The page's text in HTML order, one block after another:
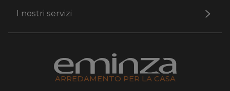
I nostri servizi
ARREDAMENTO PER LA CASA